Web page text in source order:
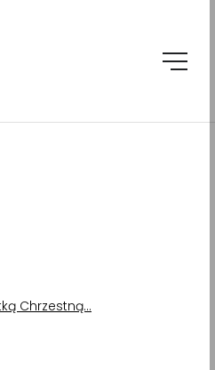
Chrzestną…